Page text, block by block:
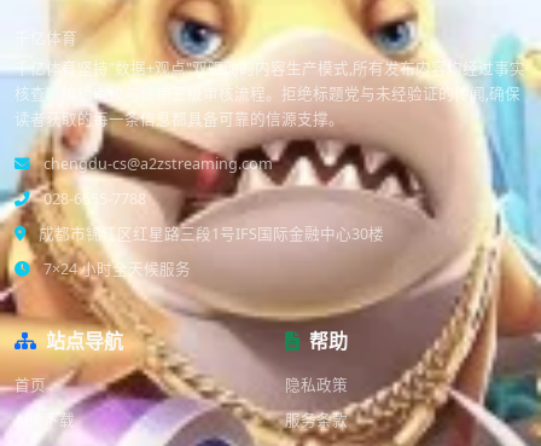
千亿体育
千亿体育坚持"数据+观点"双驱动的内容生产模式,所有发布内容均经过事实
核查、编辑审校与终审三级审核流程。拒绝标题党与未经验证的传闻,确保
读者获取的每一条信息都具备可靠的信源支撑。
chengdu-cs@a2zstreaming.com
028-6555-7788
成都市锦江区红星路三段1号IFS国际金融中心30楼
7×24 小时全天候服务
站点导航
首页
APP下载
帮助
隐私政策
服务条款